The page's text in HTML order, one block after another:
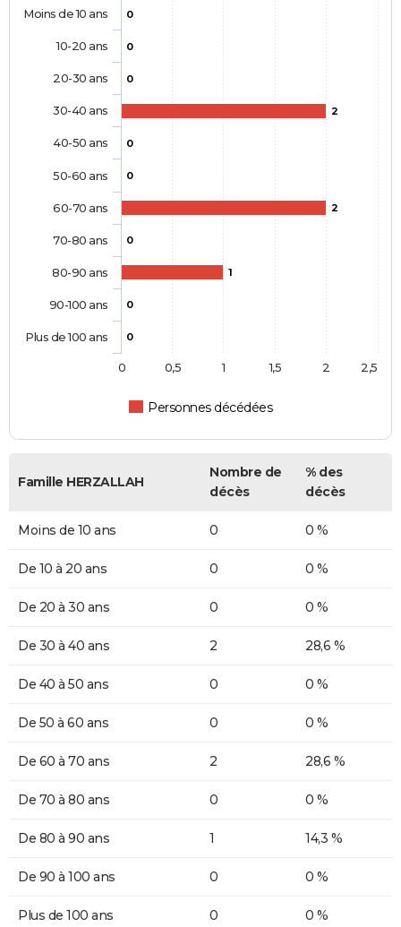
0
0
0
2
0
0
2
0
1
0
0
Personnes décédées
Moins de 10 ans
10-20 ans
20-30 ans
30-40 ans
40-50 ans
50-60 ans
60-70 ans
70-80 ans
80-90 ans
90-100 ans
Plus de 100 ans
0 0,5 1 1,5 2 2,5
Famille HERZALLAH
Nombre de
décès
% des
décès
Moins de 10 ans 0 0 %
De 10 à 20 ans 0 0 %
De 20 à 30 ans 0 0 %
De 30 à 40 ans 2 28,6 %
De 40 à 50 ans 0 0 %
De 50 à 60 ans 0 0 %
De 60 à 70 ans 2 28,6 %
De 70 à 80 ans 0 0 %
De 80 à 90 ans 1 14,3 %
De 90 à 100 ans 0 0 %
Plus de 100 ans 0 0 %